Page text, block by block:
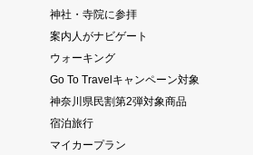
神社・寺院に参拝
案内人がナビゲート
ウォーキング
Go To Travelキャンペーン対象
神奈川県民割第2弾対象商品
宿泊旅行
マイカープラン